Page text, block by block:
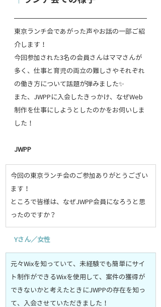
東京ランチ会であがった声やお話の一部ご紹
介します！
今回参加された3名の会員さんはママさんが
多く、仕事と育児の両立の難しさやそれぞれ
の働き方について話題が弾みました✨
また、JWPPに入会したきっかけ、なぜWeb
制作を仕事にしようとしたのかをお伺いしま
した！
JWPP
今回の東京ランチ会のご参加ありがとうござい
ます！
ところで皆様は、なぜJWPP会員になろうと思
ったのですか？
Yさん／女性
元々Wixを知っていて、未経験でも簡単にサイ
ト制作ができるWixを使用して、案件の獲得が
できないかと考えたときにJWPPの存在を知っ
て、入会させていただきました！